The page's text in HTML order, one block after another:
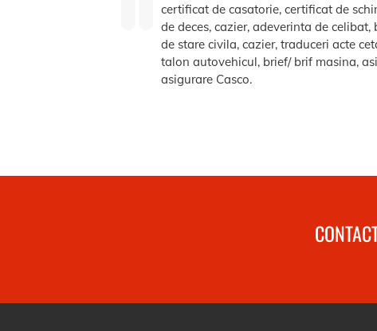
certificat de casatorie, certificat de
de deces, cazier, adeverinta de
de stare civila, cazier, traduceri acte
talon autovehicul, brief/ brif masina,
asigurare Casco.